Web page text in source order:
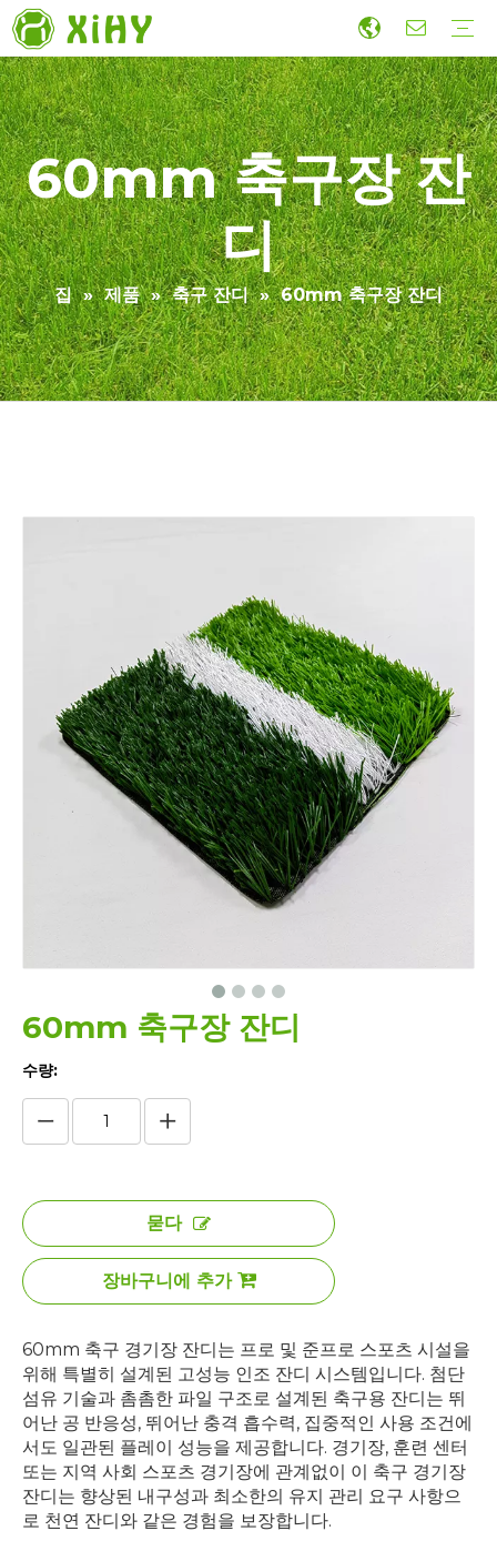
60mm 축구장 잔
디
집 » 제품 » 축구 잔디 » 60mm 축구장 잔디
60mm 축구장 잔디
수량:
묻다
장바구니에 추가
60mm 축구 경기장 잔디는 프로 및 준프로 스포츠 시설을
위해 특별히 설계된 고성능 인조 잔디 시스템입니다. 첨단
섬유 기술과 촘촘한 파일 구조로 설계된 축구용 잔디는 뛰
어난 공 반응성, 뛰어난 충격 흡수력, 집중적인 사용 조건에
서도 일관된 플레이 성능을 제공합니다. 경기장, 훈련 센터
또는 지역 사회 스포츠 경기장에 관계없이 이 축구 경기장
잔디는 향상된 내구성과 최소한의 유지 관리 요구 사항으
로 천연 잔디와 같은 경험을 보장합니다.